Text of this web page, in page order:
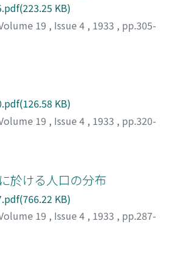
KB)
19 , Issue 4 , 1933 , pp.305-
KB)
19 , Issue 4 , 1933 , pp.320-
於ける人口の分布
KB)
19 , Issue 4 , 1933 , pp.287-